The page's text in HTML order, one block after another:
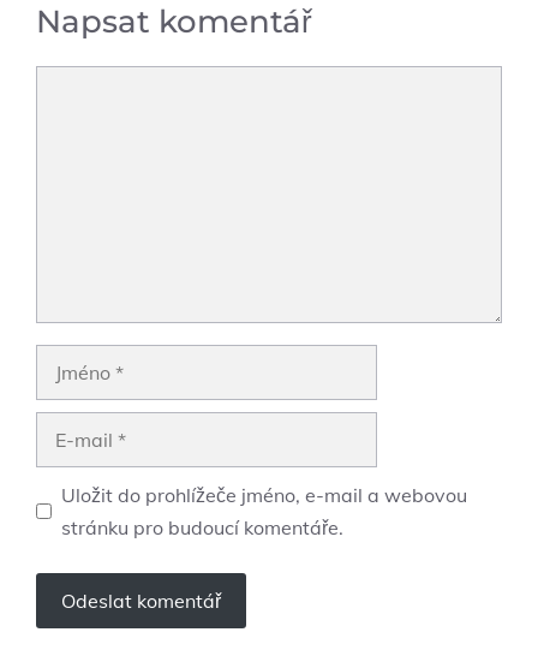
Napsat komentář
Uložit do prohlížeče jméno, e-mail a webovou
stránku pro budoucí komentáře.